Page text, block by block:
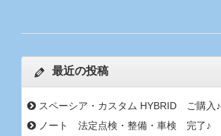
最近の投稿
スペーシア・カスタム HYBRID ご購入♪
ノート 法定点検・整備・車検 完了♪